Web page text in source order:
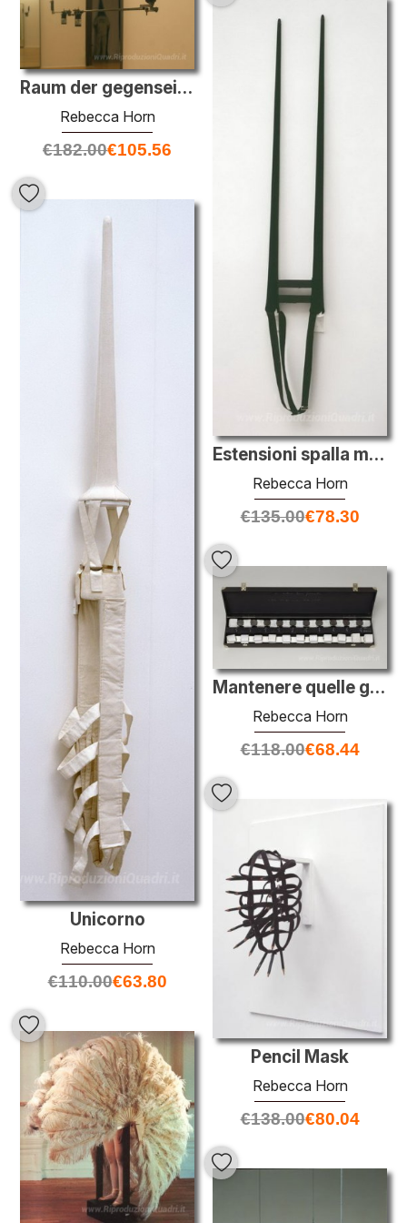
Raum der gegenseitigen Zerst?rung (Pistoles)
Rebecca Horn
€182.00€105.56
Estensioni spalla mobili
Rebecca Horn
€135.00€78.30
Unicorno
Rebecca Horn
€110.00€63.80
Mantenere quelle gambe da toccano
Rebecca Horn
€118.00€68.44
Pencil Mask
Rebecca Horn
€138.00€80.04